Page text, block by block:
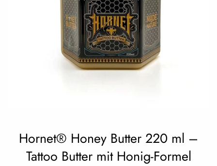
Hornet® Honey Butter 220 ml –
Tattoo Butter mit Honig-Formel